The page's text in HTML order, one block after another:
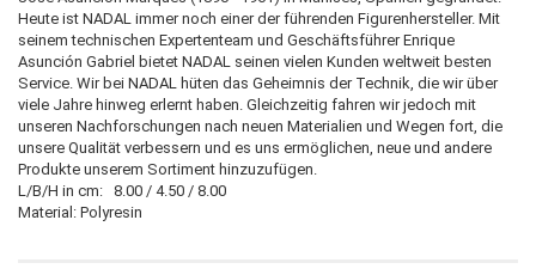
Heute ist NADAL immer noch einer der führenden Figurenhersteller. Mit
seinem technischen Expertenteam und Geschäftsführer Enrique
Asunción Gabriel bietet NADAL seinen vielen Kunden weltweit besten
Service. Wir bei NADAL hüten das Geheimnis der Technik, die wir über
viele Jahre hinweg erlernt haben. Gleichzeitig fahren wir jedoch mit
unseren Nachforschungen nach neuen Materialien und Wegen fort, die
unsere Qualität verbessern und es uns ermöglichen, neue und andere
Produkte unserem Sortiment hinzuzufügen.
L/B/H in cm: 8.00 / 4.50 / 8.00
Material: Polyresin